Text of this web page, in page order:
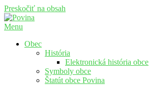
Preskočiť na obsah
Menu
Obec
História
Elektronická história obce
Symboly obce
Štatút obce Povina